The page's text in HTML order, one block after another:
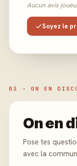
Aucun avis
Soyez le
03 - ON EN
On en
Pose tes
avec la